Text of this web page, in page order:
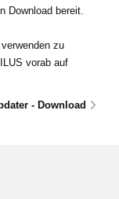
Download bereit.
zu
vorab auf
- Download